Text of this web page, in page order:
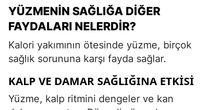
YÜZMENIN SAĞLIĞA DIĞER
FAYDALARI NELERDIR?
Kalori yakımının ötesinde yüzme, birçok
sağlık sorununa karşı fayda sağlar.
KALP VE DAMAR SAĞLIĞINA ETKISI
Yüzme, kalp ritmini dengeler ve kan